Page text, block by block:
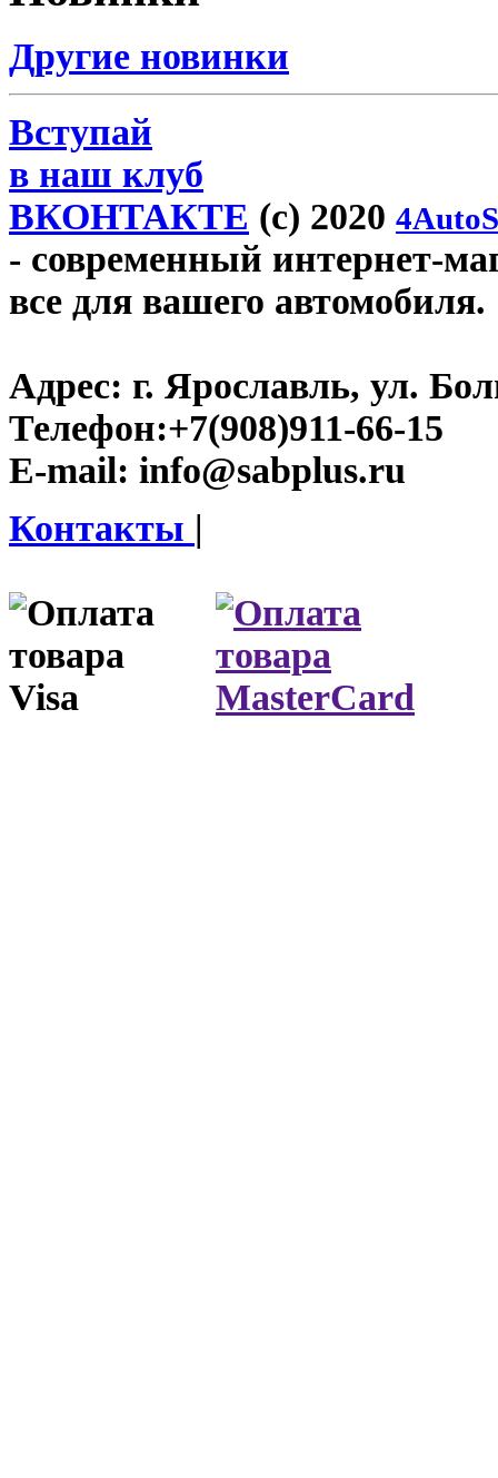
Другие новинки
Вступай
в наш клуб
ВКОНТАКТЕ (c) 2020
- современный интернет-
все для вашего автомобиля.
Адрес: г. Ярославль, ул.
Телефон:+7(908)911-66-15
E-mail: info@sabplus.ru
Контакты |